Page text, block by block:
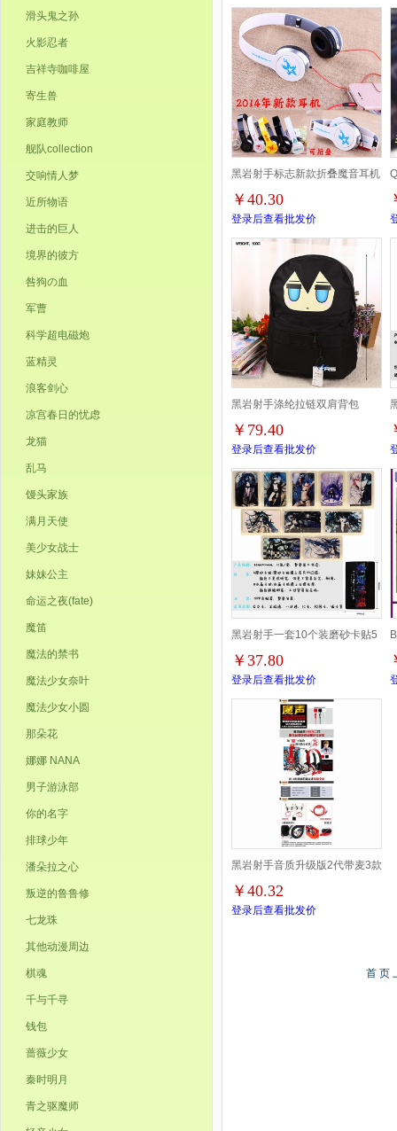
滑头鬼之孙
火影忍者
吉祥寺咖啡屋
寄生兽
家庭教师
舰队collection
交响情人梦
近所物语
进击的巨人
境界的彼方
咎狗の血
军曹
科学超电磁炮
蓝精灵
浪客剑心
凉宫春日的忧虑
龙猫
乱马
馒头家族
满月天使
美少女战士
妹妹公主
命运之夜(fate)
魔笛
魔法的禁书
魔法少女奈叶
魔法少女小圆
那朵花
娜娜 NANA
男子游泳部
你的名字
排球少年
潘朵拉之心
叛逆的鲁鲁修
七龙珠
其他动漫周边
棋魂
千与千寻
钱包
蔷薇少女
秦时明月
青之驱魔师
XXXL
黑岩射手标志新款折叠魔音耳机
￥40.30
登录后查看批发价
黑岩射手涤纶拉链双肩背包
￥79.40
登录后查看批发价
黑岩射手一套10个装磨砂卡贴5
套起批
￥37.80
登录后查看批发价
黑岩射手音质升级版2代带麦3款
头戴式耳机单款出
￥40.32
登录后查看批发价
首 页